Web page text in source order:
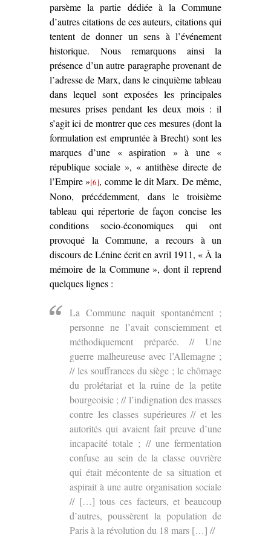
parsème la partie dédiée à la Commune
d’autres citations de ces auteurs, citations qui
tentent de donner un sens à l’événement
historique. Nous remarquons ainsi la
présence d’un autre paragraphe provenant de
l’adresse de Marx, dans le cinquième tableau
dans lequel sont exposées les principales
mesures prises pendant les deux mois : il
s’agit ici de montrer que ces mesures (dont la
formulation est empruntée à Brecht) sont les
marques d’une « aspiration » à une «
république sociale », « antithèse directe de
l’Empire »[6], comme le dit Marx. De même,
Nono, précédemment, dans le troisième
tableau qui répertorie de façon concise les
conditions socio-économiques qui ont
provoqué la Commune, a recours à un
discours de Lénine écrit en avril 1911, « À la
mémoire de la Commune », dont il reprend
quelques lignes :
La Commune naquit spontanément ;
personne ne l’avait consciemment et
méthodiquement préparée. // Une
guerre malheureuse avec l’Allemagne ;
// les souffrances du siège ; le chômage
du prolétariat et la ruine de la petite
bourgeoisie ; // l’indignation des masses
contre les classes supérieures // et les
autorités qui avaient fait preuve d’une
incapacité totale ; // une fermentation
confuse au sein de la classe ouvrière
qui était mécontente de sa situation et
aspirait à une autre organisation sociale
// […] tous ces facteurs, et beaucoup
d’autres, poussèrent la population de
Paris à la révolution du 18 mars […] //